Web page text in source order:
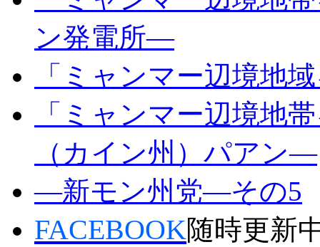
ン発電所―
「ミャンマー辺境地
「ミャンマー辺境地
（カイン州）パアン―
―新モン州党―その5
FACEBOOK随時更新